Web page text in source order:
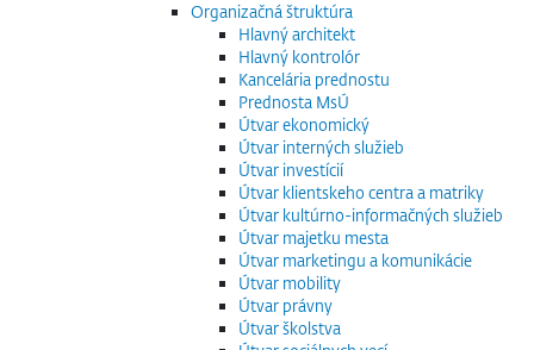
Organizačná štruktúra
Hlavný architekt
Hlavný kontrolór
Kancelária prednostu
Prednosta MsÚ
Útvar ekonomický
Útvar interných služieb
Útvar investícií
Útvar klientskeho centra a matriky
Útvar kultúrno-informačných služieb
Útvar majetku mesta
Útvar marketingu a komunikácie
Útvar mobility
Útvar právny
Útvar školstva